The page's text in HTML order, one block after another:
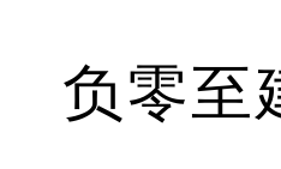
负零至